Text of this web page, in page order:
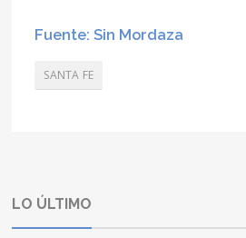
Fuente: Sin Mordaza
SANTA FE
LO ÚLTIMO